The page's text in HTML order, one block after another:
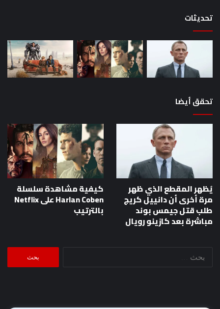
تحديثات
تحقق أيضا
يُظهر المقطع الذي ظهر
مرة أخرى أن دانييل كريج
طلب قتل جيمس بوند
مباشرة بعد كازينو رويال
كيفية مشاهدة سلسلة
Harlan Coben على Netflix
بالترتيب
البحث